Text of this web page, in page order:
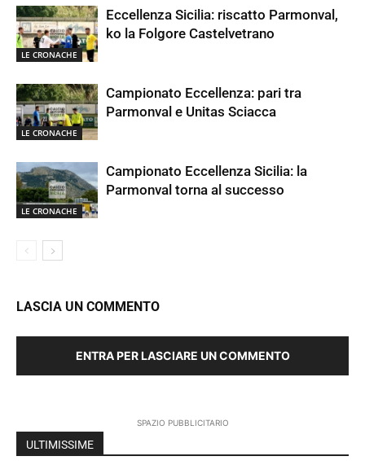
LE CRONACHE
Eccellenza Sicilia: riscatto Parmonval,
ko la Folgore Castelvetrano
LE CRONACHE
Campionato Eccellenza: pari tra
Parmonval e Unitas Sciacca
LE CRONACHE
Campionato Eccellenza Sicilia: la
Parmonval torna al successo
LASCIA UN COMMENTO
ENTRA PER LASCIARE UN COMMENTO
SPAZIO PUBBLICITARIO
ULTIMISSIME